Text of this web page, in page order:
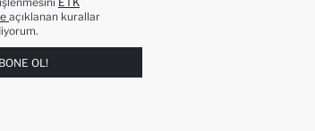
açıklanan kurallar
OL!